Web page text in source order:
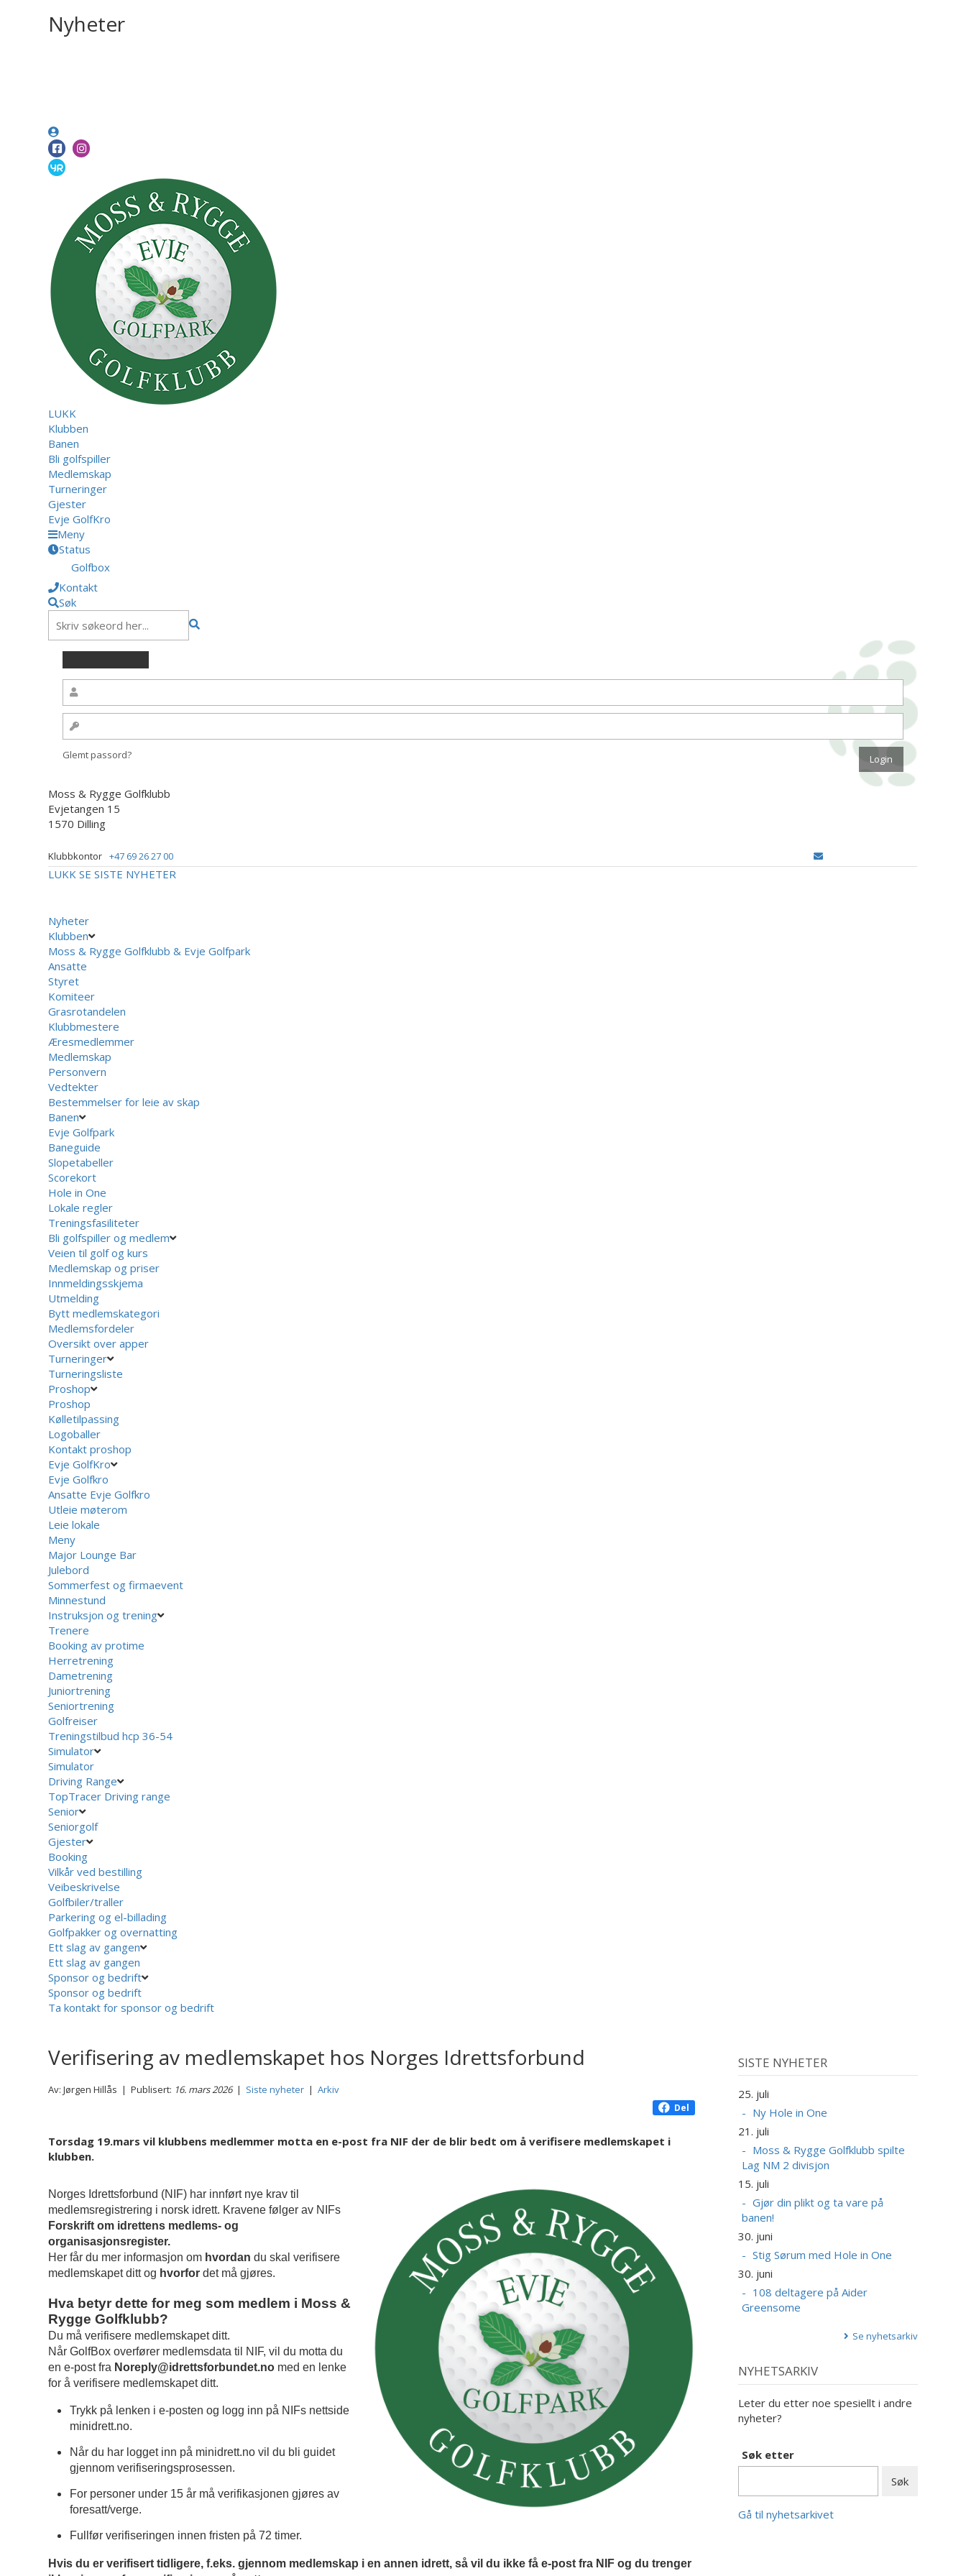
Nyheter
LUKK
Klubben
Banen
Bli golfspiller
Medlemskap
Turneringer
Gjester
Evje GolfKro
Meny
Status
Golfbox
Kontakt
Søk
Glemt passord?
Moss & Rygge Golfklubb
Evjetangen 15
1570 Dilling
Klubbkontor +47 69 26 27 00
LUKK SE SISTE NYHETER
Nyheter
Klubben
Moss & Rygge Golfklubb & Evje Golfpark
Ansatte
Styret
Komiteer
Grasrotandelen
Klubbmestere
Æresmedlemmer
Medlemskap
Personvern
Vedtekter
Bestemmelser for leie av skap
Banen
Evje Golfpark
Baneguide
Slopetabeller
Scorekort
Hole in One
Lokale regler
Treningsfasiliteter
Bli golfspiller og medlem
Veien til golf og kurs
Medlemskap og priser
Innmeldingsskjema
Utmelding
Bytt medlemskategori
Medlemsfordeler
Oversikt over apper
Turneringer
Turneringsliste
Proshop
Proshop
Kølletilpassing
Logoballer
Kontakt proshop
Evje GolfKro
Evje Golfkro
Ansatte Evje Golfkro
Utleie møterom
Leie lokale
Meny
Major Lounge Bar
Julebord
Sommerfest og firmaevent
Minnestund
Instruksjon og trening
Trenere
Booking av protime
Herretrening
Dametrening
Juniortrening
Seniortrening
Golfreiser
Treningstilbud hcp 36-54
Simulator
Simulator
Driving Range
TopTracer Driving range
Senior
Seniorgolf
Gjester
Booking
Vilkår ved bestilling
Veibeskrivelse
Golfbiler/traller
Parkering og el-billading
Golfpakker og overnatting
Ett slag av gangen
Ett slag av gangen
Sponsor og bedrift
Sponsor og bedrift
Ta kontakt for sponsor og bedrift
Verifisering av medlemskapet hos Norges Idrettsforbund
Av: Jørgen Hillås | Publisert: 16. mars 2026| Siste nyheter |Arkiv
Del
Torsdag 19.mars vil klubbens medlemmer motta en e-post fra NIF der de blir bedt om å verifisere medlemskapet i
klubben.
Norges Idrettsforbund (NIF) har innført nye krav til
medlemsregistrering i norsk idrett. Kravene følger av NIFs
Forskrift om idrettens medlems- og
organisasjonsregister.
Her får du mer informasjon om hvordan du skal verifisere
medlemskapet ditt og hvorfor det må gjøres.
Hva betyr dette for meg som medlem i Moss &
Rygge Golfklubb?
Du må verifisere medlemskapet ditt.
Når GolfBox overfører medlemsdata til NIF, vil du motta du
en e-post fra Noreply@idrettsforbundet.no med en lenke
for å verifisere medlemskapet ditt.
Trykk på lenken i e-posten og logg inn på NIFs nettside
minidrett.no.
Når du har logget inn på minidrett.no vil du bli guidet
gjennom verifiseringsprosessen.
For personer under 15 år må verifikasjonen gjøres av
foresatt/verge.
Fullfør verifiseringen innen fristen på 72 timer.
Hvis du er verifisert tidligere, f.eks. gjennom medlemskap i en annen idrett, så vil du ikke få e-post fra NIF og du trenger
SISTE NYHETER
25. juli
Ny Hole in One
21. juli
Moss & Rygge Golfklubb spilte
Lag NM 2 divisjon
15. juli
Gjør din plikt og ta vare på
banen!
30. juni
Stig Sørum med Hole in One
30. juni
108 deltagere på Aider
Greensome
Se nyhetsarkiv
NYHETSARKIV
Leter du etter noe spesiellt i andre
nyheter?
Søk etter
Gå til nyhetsarkivet